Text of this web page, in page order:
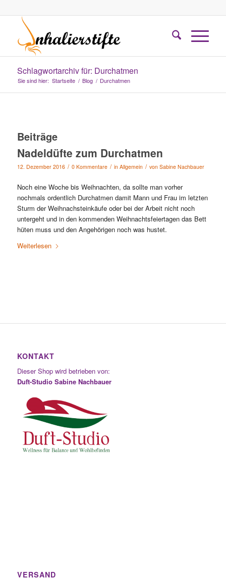
Schlagwortarchiv für: Durchatmen
Sie sind hier: Startseite / Blog / Durchatmen
Beiträge
Nadeldüfte zum Durchatmen
12. Dezember 2016 / 0 Kommentare / in Allgemein / von Sabine Nachbauer
Noch eine Woche bis Weihnachten, da sollte man vorher
nochmals ordentlich Durchatmen damit Mann und Frau im letzten
Sturm der Weihnachsteinkäufe oder bei der Arbeit nicht noch
untergeht und in den kommenden Weihnachtsfeiertagen das Bett
hüten muss und den Angehörigen noch was hustet.
Weiterlesen
KONTAKT
Dieser Shop wird betrieben von:
Duft-Studio Sabine Nachbauer
VERSAND